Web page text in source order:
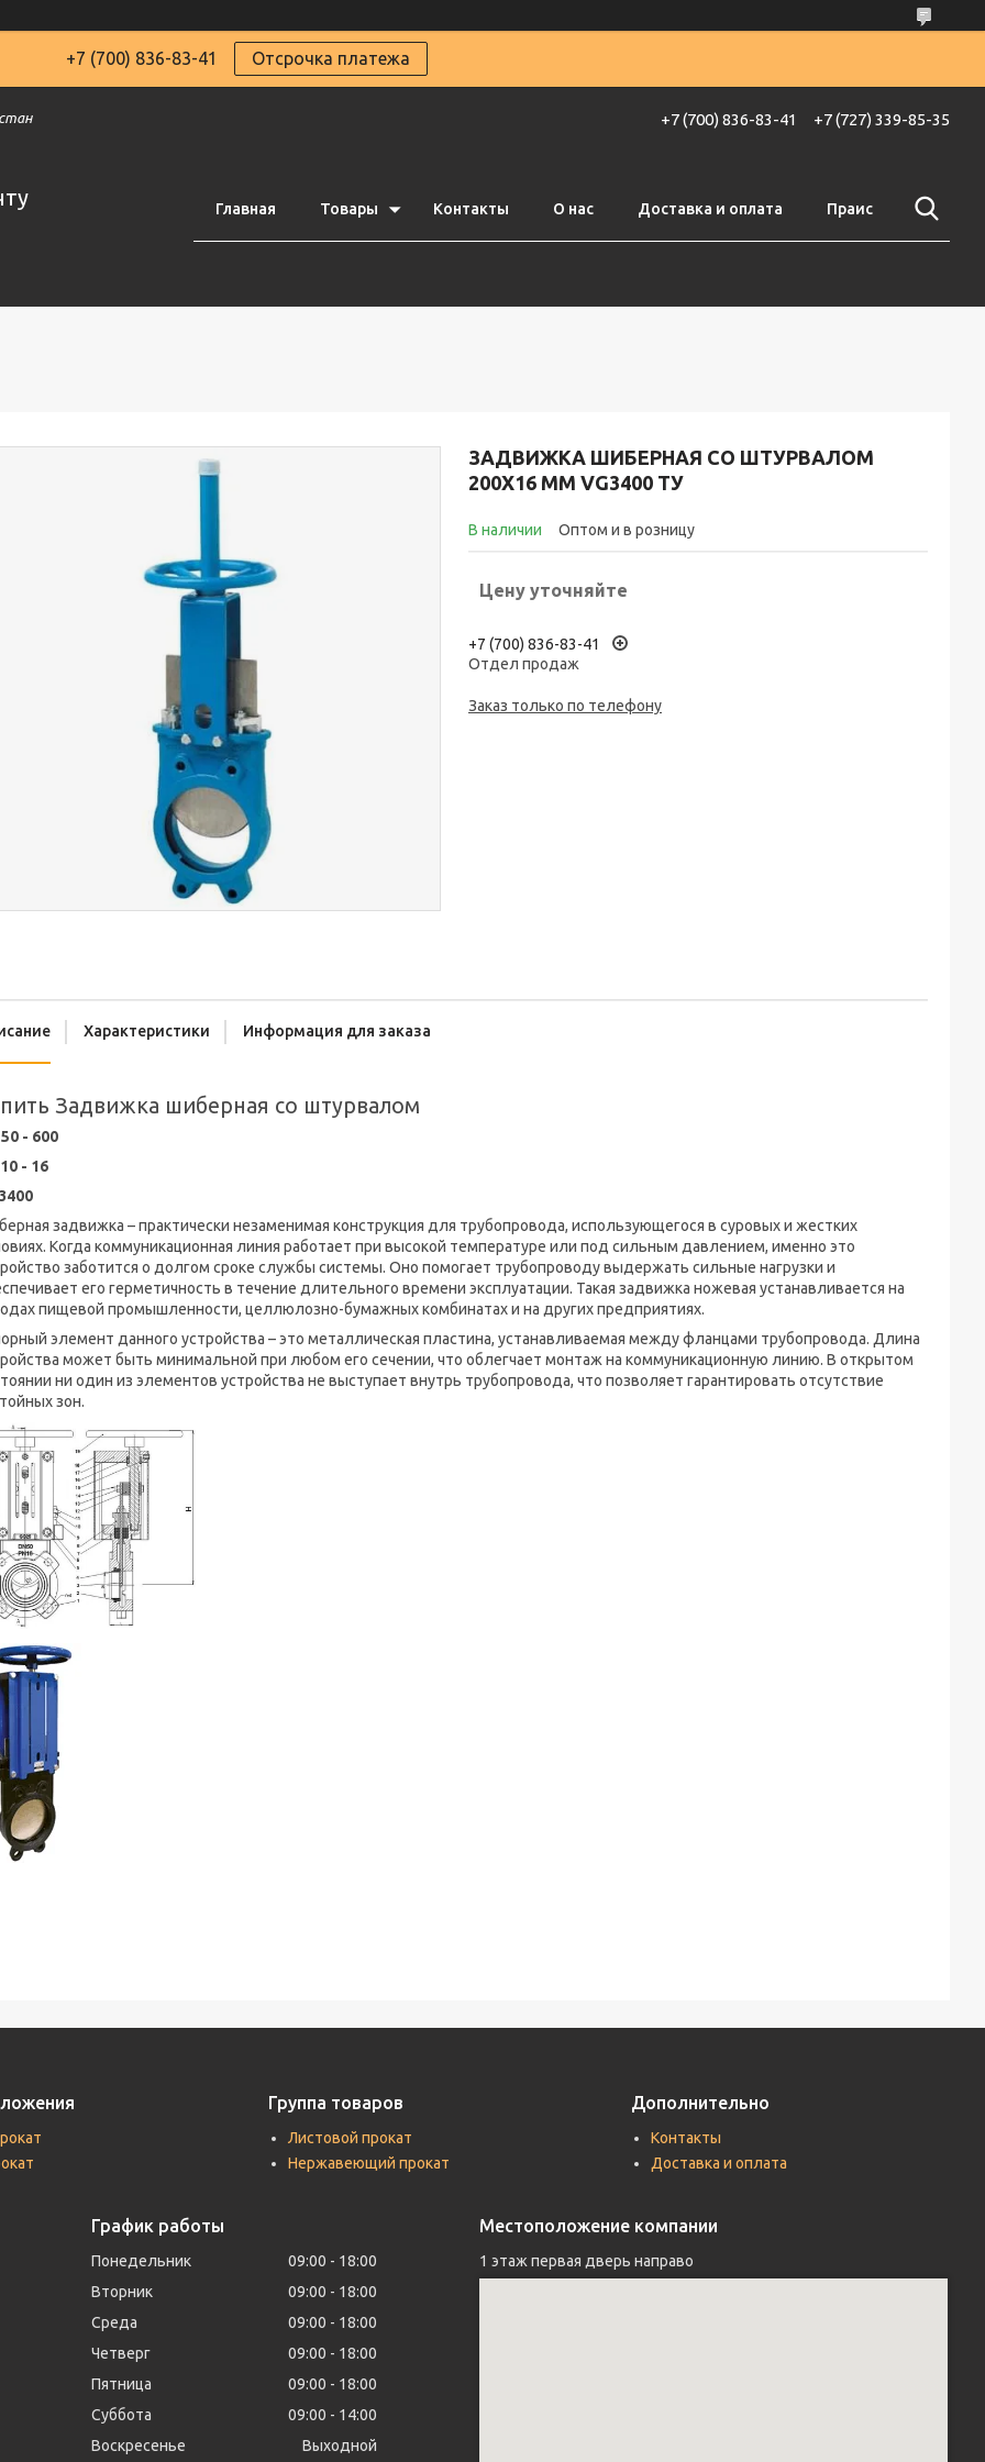
+7 (700) 836-83-41 Отсрочка платежа
+7 (700) 836-83-41 +7 (727) 339-85-35
Главная Товары Контакты О нас Доставка и оплата Праис
ЗАДВИЖКА ШИБЕРНАЯ СО ШТУРВАЛОМ
200X16 ММ VG3400 ТУ
В наличии Оптом и в розницу
Цену уточняйте
+7 (700) 836-83-41
Отдел продаж
Заказ только по телефону
Характеристики Информация для заказа
Задвижка шиберная со штурвалом
- 600
- 16
задвижка – практически незаменимая конструкция для трубопровода, использующегося в суровых и жестких
Когда коммуникационная линия работает при высокой температуре или под сильным давлением, именно это
заботится о долгом сроке службы системы. Оно помогает трубопроводу выдержать сильные нагрузки и
его герметичность в течение длительного времени эксплуатации. Такая задвижка ножевая устанавливается на
пищевой промышленности, целлюлозно-бумажных комбинатах и на других предприятиях.
элемент данного устройства – это металлическая пластина, устанавливаемая между фланцами трубопровода. Длина
может быть минимальной при любом его сечении, что облегчает монтаж на коммуникационную линию. В открытом
ни один из элементов устройства не выступает внутрь трубопровода, что позволяет гарантировать отсутствие
зон.
Группа товаров
Листовой прокат
Нержавеющий прокат
Дополнительно
Контакты
Доставка и оплата
График работы
Понедельник 09:00
18:00
Вторник
09:00
18:00
Среда
09:00
18:00
Четверг
09:00
18:00
Пятница
09:00
18:00
Суббота
09:00
14:00
Воскресенье
Выходной
Местоположение компании
1 этаж первая дверь направо